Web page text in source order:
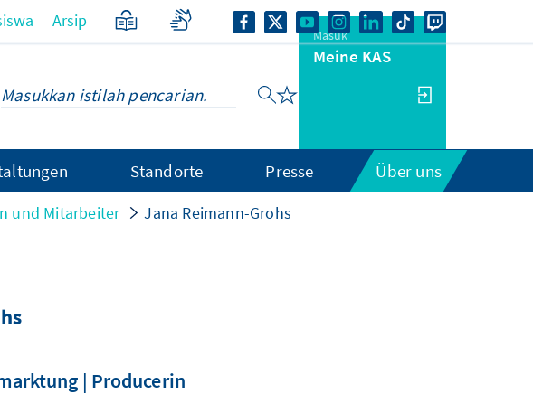
Arsip
Masuk
Meine KAS
Standorte Presse Über uns
und Mitarbeiter Jana Reimann-Grohs
| Producerin